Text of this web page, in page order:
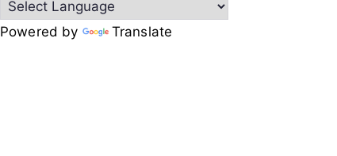
Powered by Translate